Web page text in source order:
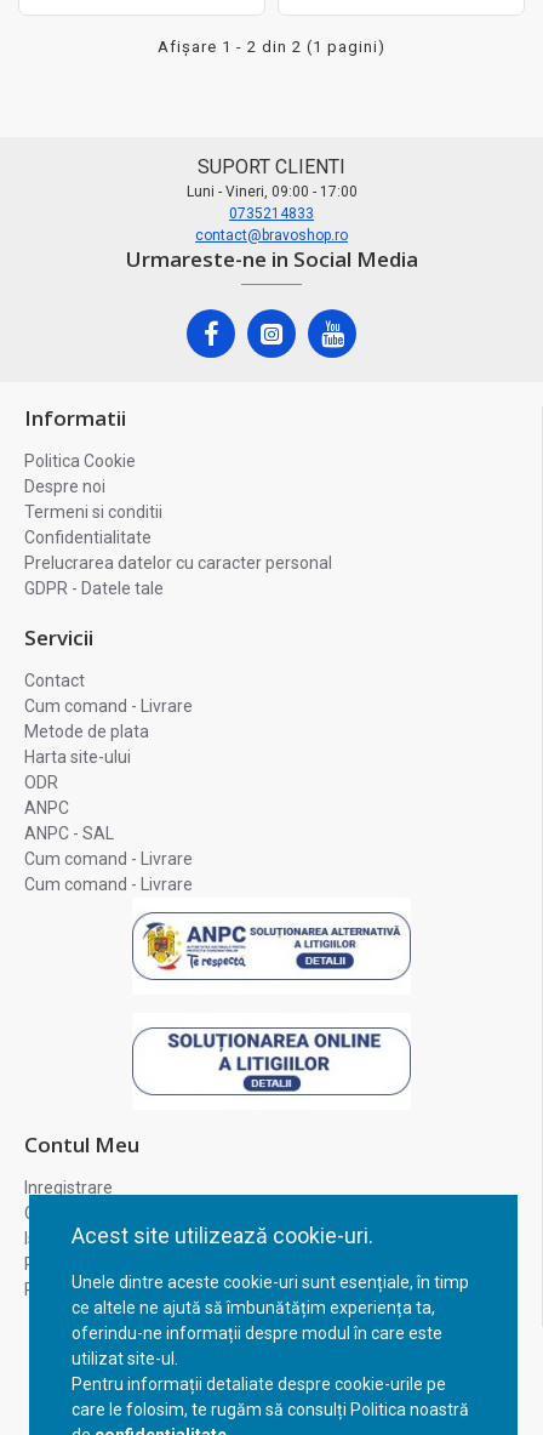
Acest site utilizează cookie-uri.
Unele dintre aceste cookie-uri sunt esențiale, în timp
ce altele ne ajută să îmbunătățim experiența ta,
oferindu-ne informații despre modul în care este
utilizat site-ul.
Pentru informații detaliate despre cookie-urile pe
care le folosim, te rugăm să consulți Politica noastră
Afişare 1 - 2 din 2 (1 pagini)
SUPORT CLIENTI
Luni - Vineri, 09:00 - 17:00
0735214833
contact@bravoshop.ro
Urmareste-ne in Social Media
Informatii
Politica Cookie
Despre noi
Termeni si conditii
Confidentialitate
Prelucrarea datelor cu caracter personal
GDPR - Datele tale
Servicii
Contact
Cum comand - Livrare
Metode de plata
Harta site-ului
ODR
ANPC
ANPC - SAL
Cum comand - Livrare
Cum comand - Livrare
Contul Meu
Inregistrare
Contul meu
Istoric comenzi
Recuperare parola
Returnare produs